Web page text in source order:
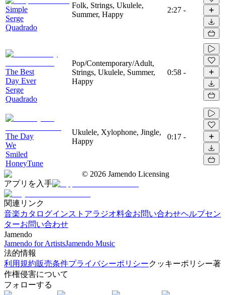
Simple
Serge
Quadrado
Folk, Strings, Ukulele,
Summer, Happy
2:27 -
The Best
Day Ever
Serge
Quadrado
Pop/Contemporary/Adult,
Strings, Ukulele, Summer,
Happy
0:58 -
The Day
We
Smiled
HoneyTune
Ukulele, Xylophone, Jingle,
Happy
0:17 -
© 2026 Jamendo Licensing
アプリを入手
関連リンク
音楽カタログインストアラジオ料金お問い合わせヘルプセン
ターお問い合わせ
Jamendo
Jamendo for ArtistsJamendo Music
法的情報
利用規約販売条件プライバシーポリシークッキーポリシー著
作権侵害について
フォローする